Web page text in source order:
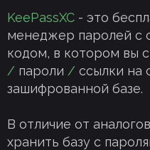
KeePassXC - это
менеджер паролей с
кодом, в котором вы
/ пароли / ссылки на
зашифрованной базе.
В отличие от
хранить базу с